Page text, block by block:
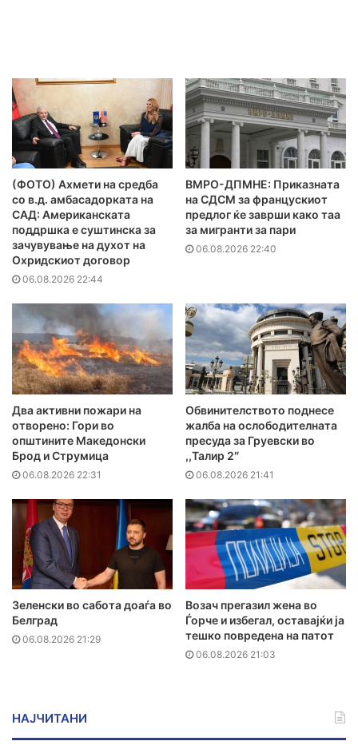
(ФОТО) Ахмети на средба
со в.д. амбасадорката на
САД: Американската
поддршка е суштинска за
зачувување на духот на
Охридскиот договор
06.08.2026 22:44
ВМРО-ДПМНЕ: Приказната
на СДСМ за францускиот
предлог ќе заврши како таа
за мигранти за пари
06.08.2026 22:40
Два активни пожари на
отворено: Гори во
општините Македонски
Брод и Струмица
06.08.2026 22:31
Обвинителството поднесе
жалба на ослободителната
пресуда за Груевски во
,,Талир 2″
06.08.2026 21:41
Зеленски во сабота доаѓа во
Белград
06.08.2026 21:29
Возач прегазил жена во
Ѓорче и избегал, оставајќи ја
тешко повредена на патот
06.08.2026 21:03
НАЈЧИТАНИ